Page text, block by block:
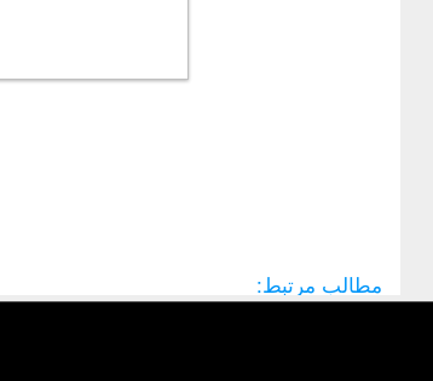
مطالب مرتبط: